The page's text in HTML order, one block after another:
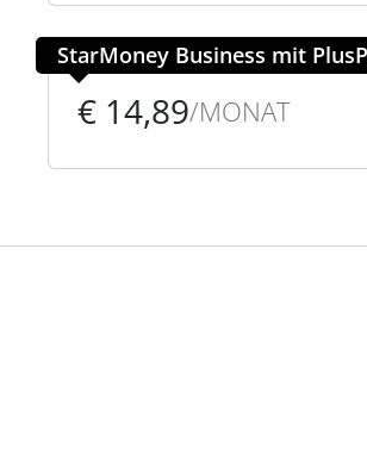
StarMoney Business mit
€ 14,89/MONAT